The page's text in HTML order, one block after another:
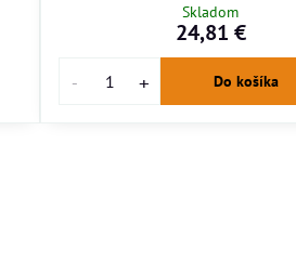
Skladom
24,81 €
Do košíka